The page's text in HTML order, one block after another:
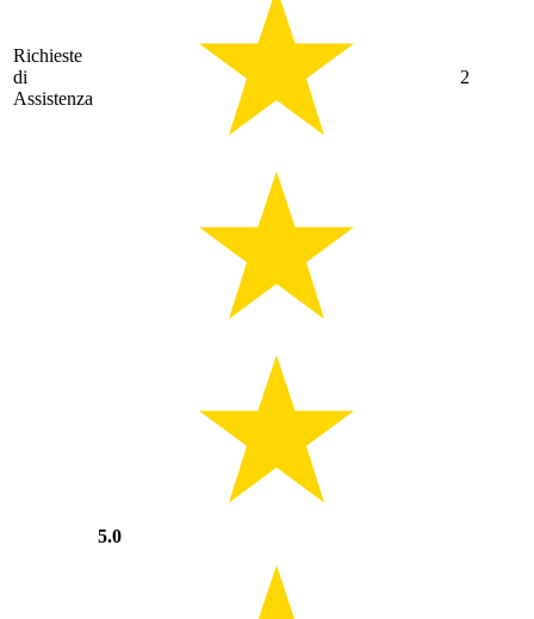
Richieste
di
Assistenza
5.0
2